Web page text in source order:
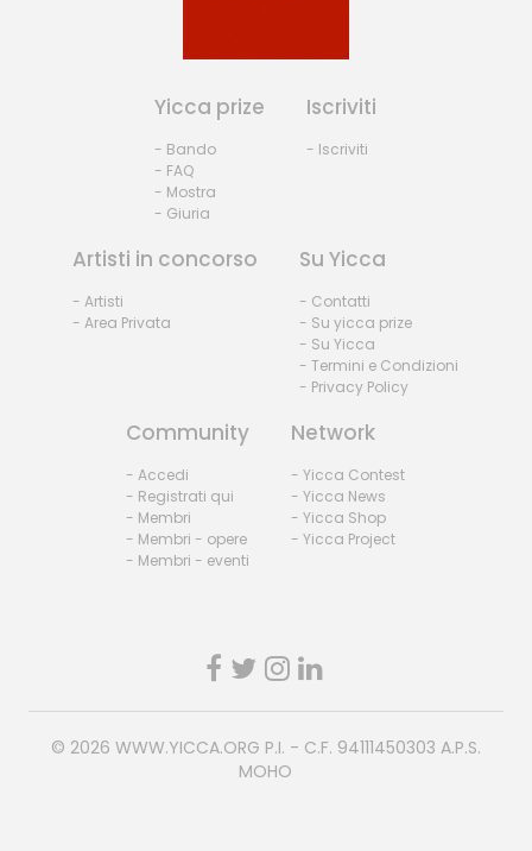
Yicca prize
- Bando
- FAQ
- Mostra
- Giuria
Iscriviti
- Iscriviti
Artisti in concorso
- Artisti
- Area Privata
Su Yicca
- Contatti
- Su yicca prize
- Su Yicca
- Termini e Condizioni
- Privacy Policy
Community
- Accedi
- Registrati qui
- Membri
- Membri - opere
- Membri - eventi
Network
- Yicca Contest
- Yicca News
- Yicca Shop
- Yicca Project
© 2026 WWW.YICCA.ORG P.I. - C.F. 94111450303 A.P.S.
MOHO